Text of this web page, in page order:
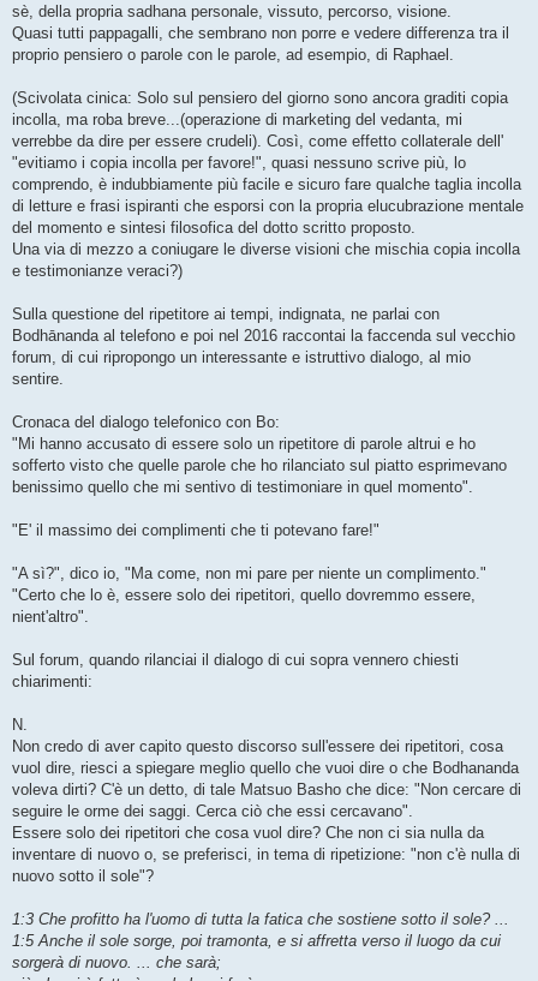
sè, della propria sadhana personale, vissuto, percorso, visione.
Quasi tutti pappagalli, che sembrano non porre e vedere differenza tra il
proprio pensiero o parole con le parole, ad esempio, di Raphael.
(Scivolata cinica: Solo sul pensiero del giorno sono ancora graditi copia
incolla, ma roba breve...(operazione di marketing del vedanta, mi
verrebbe da dire per essere crudeli). Così, come effetto collaterale dell'
"evitiamo i copia incolla per favore!", quasi nessuno scrive più, lo
comprendo, è indubbiamente più facile e sicuro fare qualche taglia incolla
di letture e frasi ispiranti che esporsi con la propria elucubrazione mentale
del momento e sintesi filosofica del dotto scritto proposto.
Una via di mezzo a coniugare le diverse visioni che mischia copia incolla
e testimonianze veraci?)
Sulla questione del ripetitore ai tempi, indignata, ne parlai con
Bodhānanda al telefono e poi nel 2016 raccontai la faccenda sul vecchio
forum, di cui ripropongo un interessante e istruttivo dialogo, al mio
sentire.
Cronaca del dialogo telefonico con Bo:
"Mi hanno accusato di essere solo un ripetitore di parole altrui e ho
sofferto visto che quelle parole che ho rilanciato sul piatto esprimevano
benissimo quello che mi sentivo di testimoniare in quel momento".
"E' il massimo dei complimenti che ti potevano fare!"
"A sì?", dico io, "Ma come, non mi pare per niente un complimento."
"Certo che lo è, essere solo dei ripetitori, quello dovremmo essere,
nient'altro".
Sul forum, quando rilanciai il dialogo di cui sopra vennero chiesti
chiarimenti:
N.
Non credo di aver capito questo discorso sull'essere dei ripetitori, cosa
vuol dire, riesci a spiegare meglio quello che vuoi dire o che Bodhananda
voleva dirti? C'è un detto, di tale Matsuo Basho che dice: "Non cercare di
seguire le orme dei saggi. Cerca ciò che essi cercavano".
Essere solo dei ripetitori che cosa vuol dire? Che non ci sia nulla da
inventare di nuovo o, se preferisci, in tema di ripetizione: "non c'è nulla di
nuovo sotto il sole"?
1:3 Che profitto ha l'uomo di tutta la fatica che sostiene sotto il sole? ...
1:5 Anche il sole sorge, poi tramonta, e si affretta verso il luogo da cui
sorgerà di nuovo. ... che sarà;